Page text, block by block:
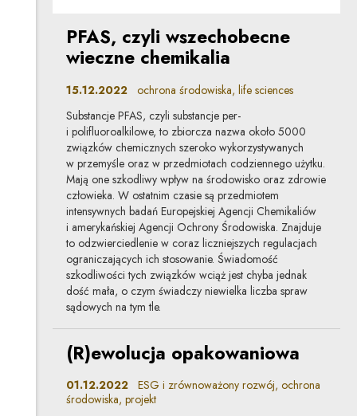
PFAS, czyli wszechobecne
wieczne chemikalia
15.12.2022 ochrona środowiska, life sciences
Substancje PFAS, czyli substancje per-
i polifluoroalkilowe, to zbiorcza nazwa około 5000
związków chemicznych szeroko wykorzystywanych
w przemyśle oraz w przedmiotach codziennego użytku.
Mają one szkodliwy wpływ na środowisko oraz zdrowie
człowieka. W ostatnim czasie są przedmiotem
intensywnych badań Europejskiej Agencji Chemikaliów
i amerykańskiej Agencji Ochrony Środowiska. Znajduje
to odzwierciedlenie w coraz liczniejszych regulacjach
ograniczających ich stosowanie. Świadomość
szkodliwości tych związków wciąż jest chyba jednak
dość mała, o czym świadczy niewielka liczba spraw
sądowych na tym tle.
(R)ewolucja opakowaniowa
01.12.2022 ESG i zrównoważony rozwój, ochrona
środowiska, projekt